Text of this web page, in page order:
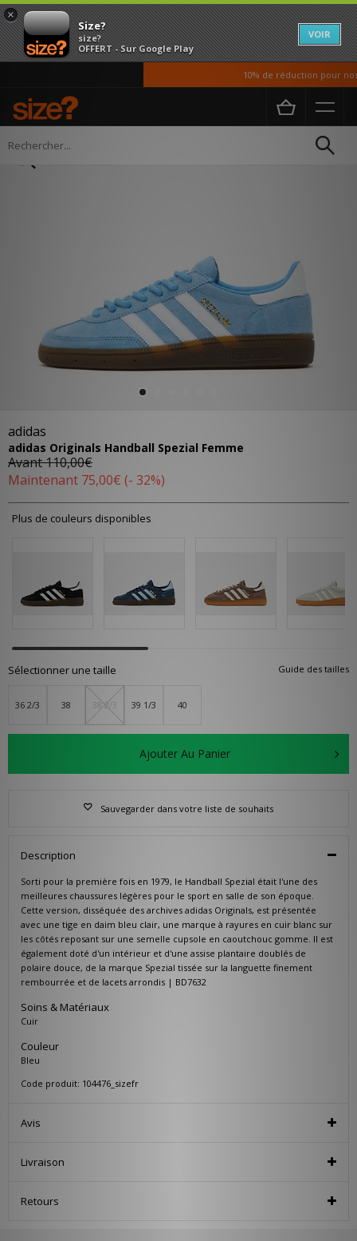
×
Size?
size?
OFFERT - Sur Google Play
VOIR
10% de réduction pour nos
Accueil Femme
adidas
adidas Originals Handball Spezial Femme
Avant110,00€
Maintenant 75,00€ (- 32%)
Plus de couleurs disponibles
Guide des tailles
Sélectionner une taille
36 2/3 38 38 2/3 39 1/3 40
Ajouter Au Panier
Sauvegarder dans votre liste de souhaits
Description
Sorti pour la première fois en 1979, le Handball Spezial était l'une des
meilleures chaussures légères pour le sport en salle de son époque.
Cette version, disséquée des archives adidas Originals, est présentée
avec une tige en daim bleu clair, une marque à rayures en cuir blanc sur
les côtés reposant sur une semelle cupsole en caoutchouc gomme. Il est
également doté d'un intérieur et d'une assise plantaire doublés de
polaire douce, de la marque Spezial tissée sur la languette finement
rembourrée et de lacets arrondis | BD7632
Soins & Matériaux
Cuir
Couleur
Bleu
Code produit: 104476_sizefr
Avis
Livraison
Retours